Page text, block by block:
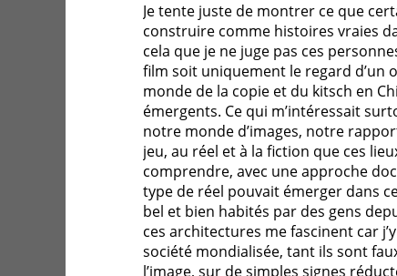
Je tente juste de montrer ce que
construire comme histoires vraies
cela que je ne juge pas ces
film soit uniquement le regard d’un
monde de la copie et du kitsch en
émergents. Ce qui m’intéressait
notre monde d’images, notre
jeu, au réel et à la fiction que ces
comprendre, avec une approche
type de réel pouvait émerger dans
bel et bien habités par des gens
ces architectures me fascinent car
société mondialisée, tant ils sont
l’image, sur de simples signes